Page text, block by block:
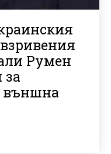
Румен
за
външна